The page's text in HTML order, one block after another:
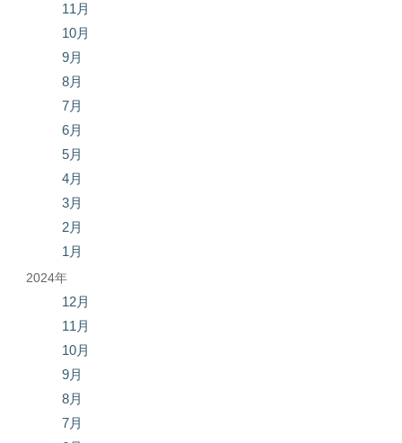
11月
10月
9月
8月
7月
6月
5月
4月
3月
2月
1月
2024年
12月
11月
10月
9月
8月
7月